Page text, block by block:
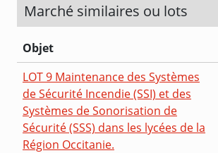
Marché similaires ou lots
Objet
LOT 9 Maintenance des Systèmes
de Sécurité Incendie (SSI) et des
Systèmes de Sonorisation de
Sécurité (SSS) dans les lycées de la
Région Occitanie.